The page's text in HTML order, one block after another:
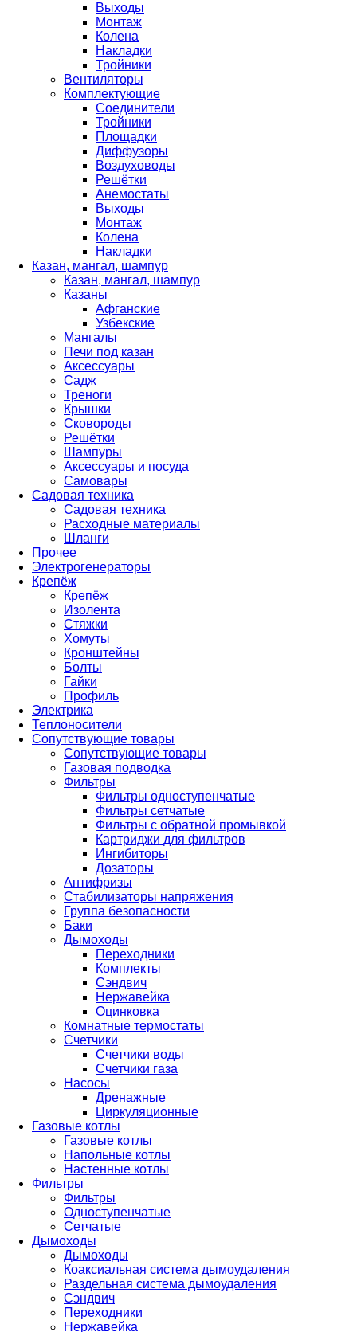
Выходы
Монтаж
Колена
Накладки
Тройники
Вентиляторы
Комплектующие
Соединители
Тройники
Площадки
Диффузоры
Воздуховоды
Решётки
Анемостаты
Выходы
Монтаж
Колена
Накладки
Казан, мангал, шампур
Казан, мангал, шампур
Казаны
Афганские
Узбекские
Мангалы
Печи под казан
Аксессуары
Садж
Треноги
Крышки
Сковороды
Решётки
Шампуры
Аксессуары и посуда
Самовары
Садовая техника
Садовая техника
Расходные материалы
Шланги
Прочее
Электрогенераторы
Крепёж
Крепёж
Изолента
Стяжки
Хомуты
Кронштейны
Болты
Гайки
Профиль
Электрика
Теплоносители
Сопутствующие товары
Сопутствующие товары
Газовая подводка
Фильтры
Фильтры одноступенчатые
Фильтры сетчатые
Фильтры с обратной промывкой
Картриджи для фильтров
Ингибиторы
Дозаторы
Антифризы
Стабилизаторы напряжения
Группа безопасности
Баки
Дымоходы
Переходники
Комплекты
Сэндвич
Нержавейка
Оцинковка
Комнатные термостаты
Счетчики
Счетчики воды
Счетчики газа
Насосы
Дренажные
Циркуляционные
Газовые котлы
Газовые котлы
Напольные котлы
Настенные котлы
Фильтры
Фильтры
Одноступенчатые
Сетчатые
Дымоходы
Дымоходы
Коаксиальная система дымоудаления
Раздельная система дымоудаления
Сэндвич
Переходники
Нержавейка